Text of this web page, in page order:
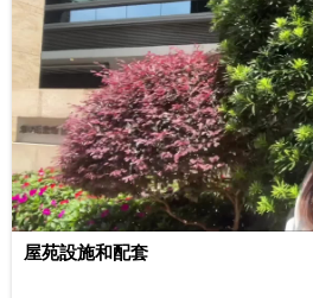
屋苑設施和配套